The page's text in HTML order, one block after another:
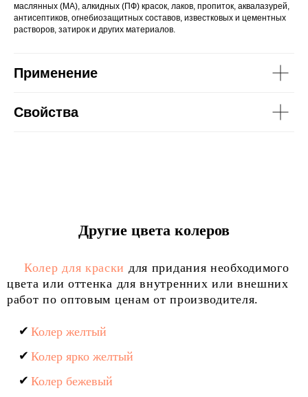
маслянных (МА), алкидных (ПФ) красок, лаков, пропиток, аквалазурей,
антисептиков, огнебиозащитных составов, известковых и цементных
растворов, затирок и других материалов.
Применение
Свойства
Другие цвета колеров
Колер для краски для придания необходимого
цвета или оттенка для внутренних или внешних
работ по оптовым ценам от производителя.
Колер желтый
Колер ярко желтый
Колер бежевый